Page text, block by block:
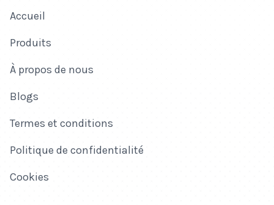
Accueil
Produits
À propos de nous
Blogs
Termes et conditions
Politique de confidentialité
Cookies